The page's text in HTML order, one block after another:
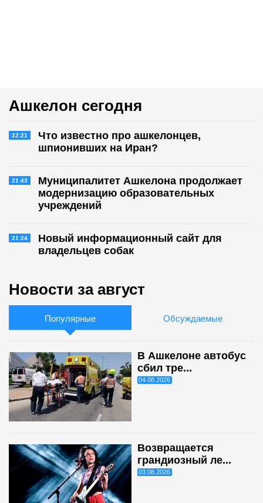
Ашкелон сегодня
22:21
Что известно про ашкелонцев,
шпионивших на Иран?
21:43
Муниципалитет Ашкелона продолжает
модернизацию образовательных
учреждений
21:24
Новый информационный сайт для
владельцев собак
Новости за август
Популярные Обсуждаемые
В Ашкелоне автобус
сбил тре...
04.08.2026
Возвращается
грандиозный ле...
03.08.2026